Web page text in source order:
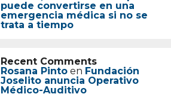
puede convertirse en una
emergencia médica si no se
trata a tiempo
Recent Comments
Rosana Pinto en Fundación
Joselito anuncia Operativo
Médico-Auditivo